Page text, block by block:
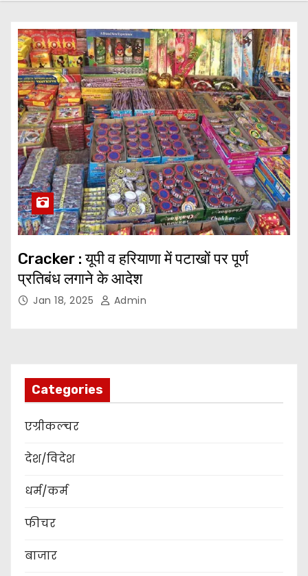
Cracker : यूपी व हरियाणा में पटाखों पर पूर्ण
प्रतिबंध लगाने के आदेश
Jan 18, 2025 Admin
Categories
एग्रीकल्चर
देश/विदेश
धर्म/कर्म
फीचर
बाजार